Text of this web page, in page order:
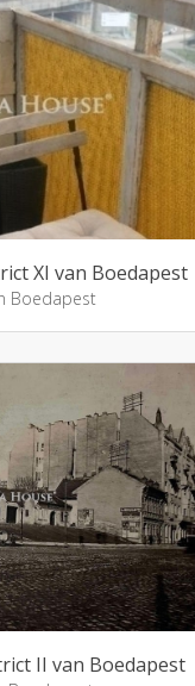
XI van Boedapest
Boedapest
II van Boedapest